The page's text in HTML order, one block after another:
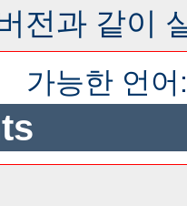
전과 같이
가능한 언